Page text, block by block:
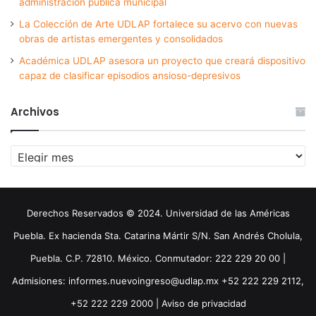
La Colección de Arte UDLAP fortalece su acervo con nuevas
obras de artistas emergentes y consolidados
Académica UDLAP asesora un proyecto que creará dispositivo
capaz de clasificar episodios ansioso-depresivos
Archivos
Archivos
Derechos Reservados © 2024. Universidad de las Américas
Puebla. Ex hacienda Sta. Catarina Mártir S/N. San Andrés Cholula,
Puebla. C.P. 72810. México. Conmutador: 222 229 20 00 |
Admisiones: informes.nuevoingreso@udlap.mx +52 222 229 2112,
+52 222 229 2000 | Aviso de privacidad